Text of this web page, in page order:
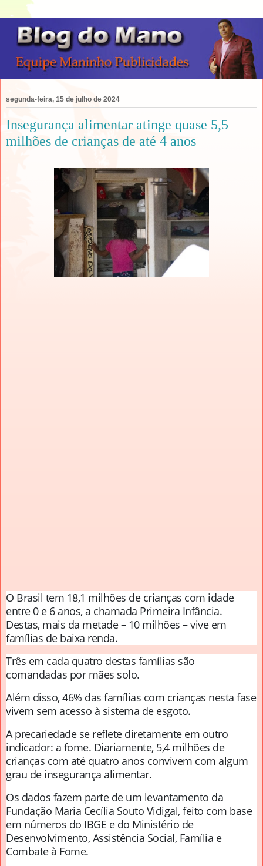
segunda-feira, 15 de julho de 2024
Insegurança alimentar atinge quase 5,5
milhões de crianças de até 4 anos
O Brasil tem 18,1 milhões de crianças com idade
entre 0 e 6 anos, a chamada Primeira Infância.
Destas, mais da metade – 10 milhões – vive em
famílias de baixa renda.
Três em cada quatro destas famílias são
comandadas por mães solo.
Além disso, 46% das famílias com crianças nesta fase
vivem sem acesso à sistema de esgoto.
A precariedade se reflete diretamente em outro
indicador: a fome. Diariamente, 5,4 milhões de
crianças com até quatro anos convivem com algum
grau de insegurança alimentar.
Os dados fazem parte de um levantamento da
Fundação Maria Cecília Souto Vidigal, feito com base
em números do IBGE e do Ministério de
Desenvolvimento, Assistência Social, Família e
Combate à Fome.